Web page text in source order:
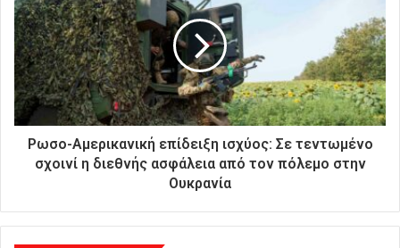
ή
σ
α
ς
δ
ι
ε
σ
Ρωσο-Αμερικανική επίδειξη ισχύος: Σε τεντωμένο
σχοινί η διεθνής ασφάλεια από τον πόλεμο στην
Ουκρανία